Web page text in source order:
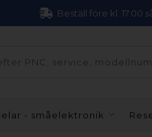
Beställ före kl. 17.00
- småelektronik